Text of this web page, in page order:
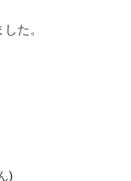
た。
)